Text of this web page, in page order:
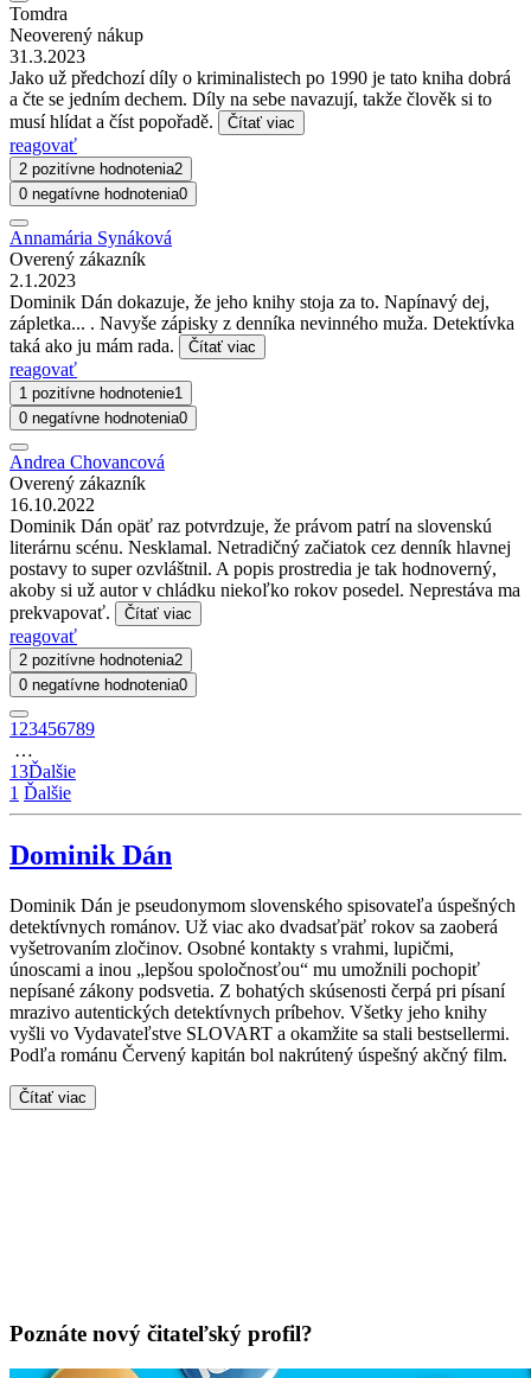
Tomdra
Neoverený nákup
31.3.2023
Jako už předchozí díly o kriminalistech po 1990 je tato kniha dobrá
a čte se jedním dechem. Díly na sebe navazují, takže člověk si to
musí hlídat a číst popořadě.
Čítať viac
reagovať
2 pozitívne hodnotenia2
0 negatívne hodnotenia0
Annamária Synáková
Overený zákazník
2.1.2023
Dominik Dán dokazuje, že jeho knihy stoja za to. Napínavý dej,
zápletka... . Navyše zápisky z denníka nevinného muža. Detektívka
taká ako ju mám rada.
Čítať viac
reagovať
1 pozitívne hodnotenie1
0 negatívne hodnotenia0
Andrea Chovancová
Overený zákazník
16.10.2022
Dominik Dán opäť raz potvrdzuje, že právom patrí na slovenskú
literárnu scénu. Nesklamal. Netradičný začiatok cez denník hlavnej
postavy to super ozvláštnil. A popis prostredia je tak hodnoverný,
akoby si už autor v chládku niekoľko rokov posedel. Neprestáva ma
prekvapovať.
Čítať viac
reagovať
2 pozitívne hodnotenia2
0 negatívne hodnotenia0
1 23456789
…
13Ďalšie
1 Ďalšie
Dominik Dán
Dominik Dán je pseudonymom slovenského spisovateľa úspešných
detektívnych románov. Už viac ako dvadsaťpäť rokov sa zaoberá
vyšetrovaním zločinov. Osobné kontakty s vrahmi, lupičmi,
únoscami a inou „lepšou spoločnosťou“ mu umožnili pochopiť
nepísané zákony podsvetia. Z bohatých skúsenosti čerpá pri písaní
mrazivo autentických detektívnych príbehov. Všetky jeho knihy
vyšli vo Vydavateľstve SLOVART a okamžite sa stali bestsellermi.
Podľa románu Červený kapitán bol nakrútený úspešný akčný film.
Čítať viac
Poznáte nový čitateľský profil?